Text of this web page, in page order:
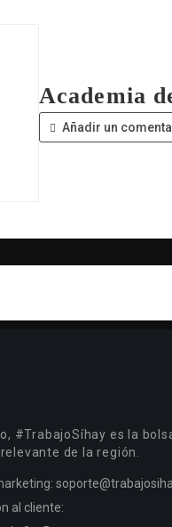
Academia
Añadir un
#TrabajoSíhay es la
de la región.
al cliente: